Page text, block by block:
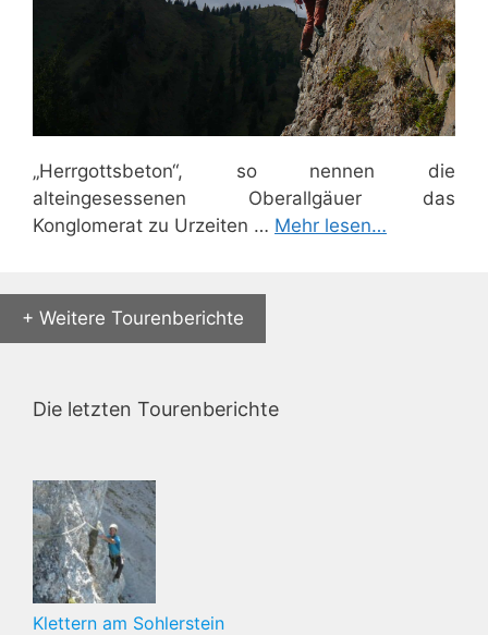
„Herrgottsbeton“, so nennen die
alteingesessenen Oberallgäuer das
Konglomerat zu Urzeiten … Mehr lesen…
+ Weitere Tourenberichte
Die letzten Tourenberichte
Klettern am Sohlerstein